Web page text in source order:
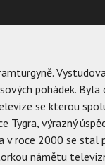
pohádek.
se kterou
Tygra, výrazný
v roce 2000 se
námětu